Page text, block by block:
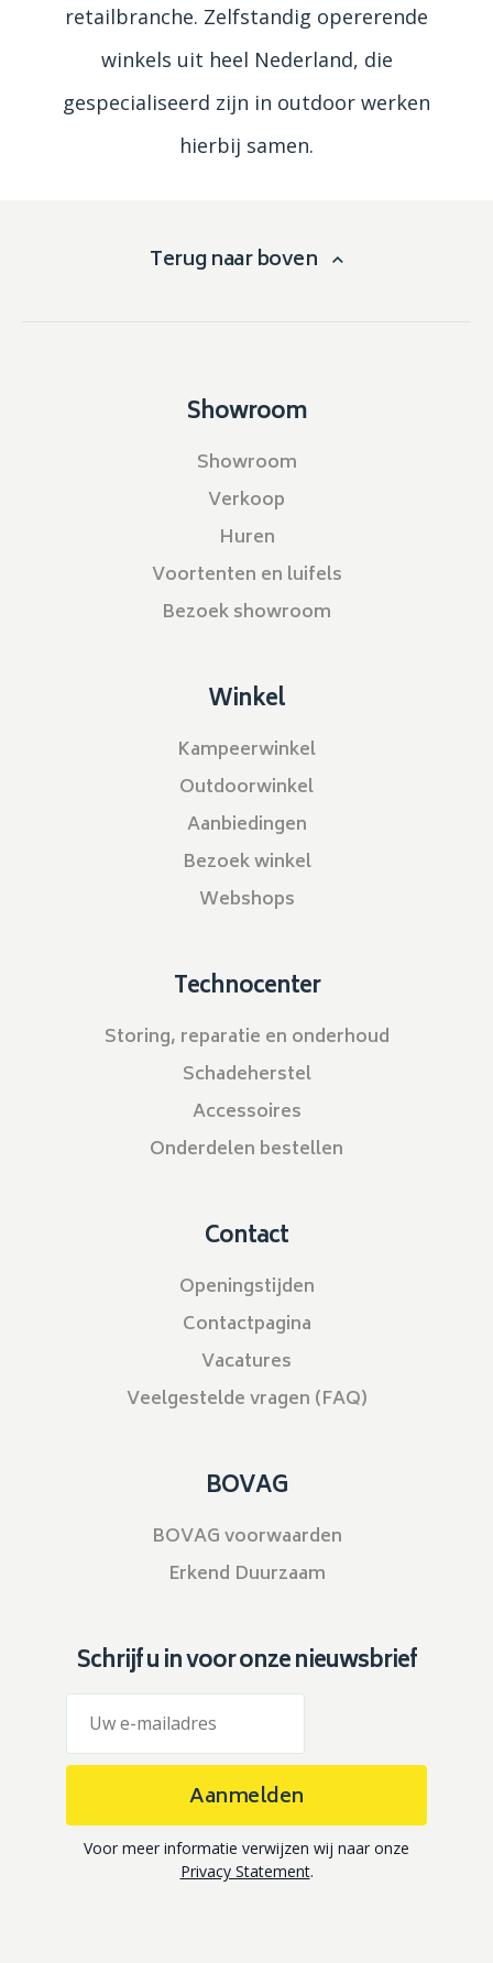
retailbranche. Zelfstandig opererende
winkels uit heel Nederland, die
gespecialiseerd zijn in outdoor werken
hierbij samen.
Terug naar boven
Showroom
Showroom
Verkoop
Huren
Voortenten en luifels
Bezoek showroom
Winkel
Kampeerwinkel
Outdoorwinkel
Aanbiedingen
Bezoek winkel
Webshops
Technocenter
Storing, reparatie en onderhoud
Schadeherstel
Accessoires
Onderdelen bestellen
Contact
Openingstijden
Contactpagina
Vacatures
Veelgestelde vragen (FAQ)
BOVAG
BOVAG voorwaarden
Erkend Duurzaam
Schrijf u in voor onze nieuwsbrief
Aanmelden
Voor meer informatie verwijzen wij naar onze
Privacy Statement.